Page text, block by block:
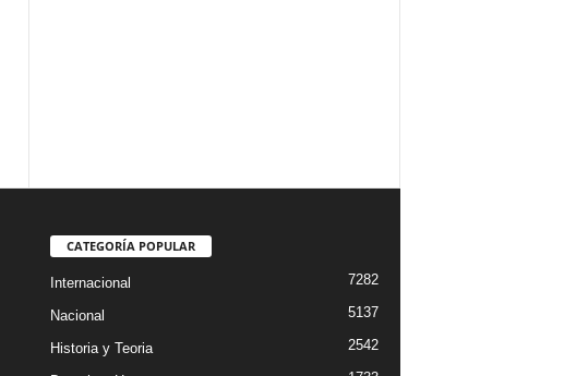
CATEGORÍA POPULAR
Internacional 7282
Nacional 5137
Historia y Teoria 2542